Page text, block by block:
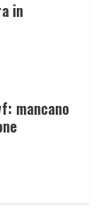
in
mancano